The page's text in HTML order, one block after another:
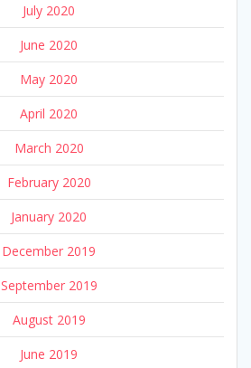
July 2020
June 2020
May 2020
April 2020
March 2020
February 2020
January 2020
December 2019
September 2019
August 2019
June 2019